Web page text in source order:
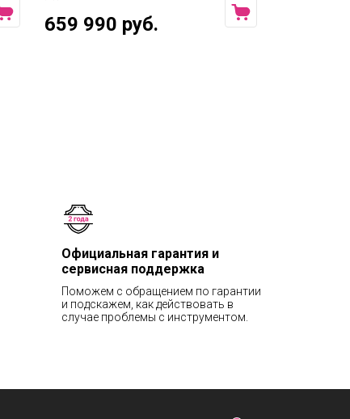
659 990 руб.
Официальная гарантия и
сервисная поддержка
Поможем с обращением по гарантии
и подскажем, как действовать в
случае проблемы с инструментом.